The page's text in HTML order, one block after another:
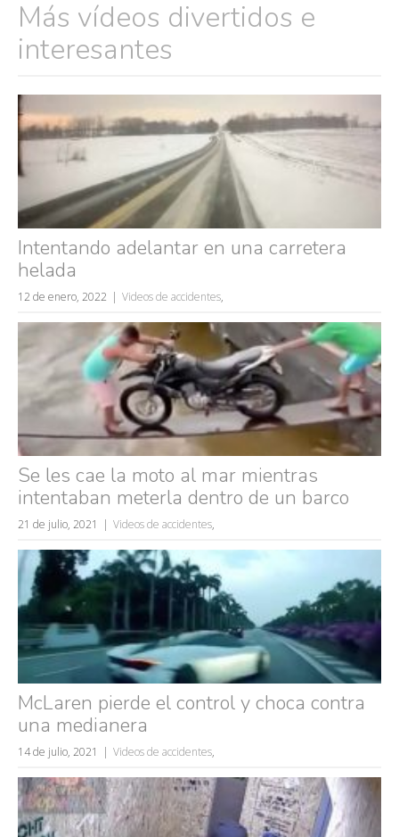
volver a nacer
accidentes
rusos
caídas
fails
Más vídeos divertidos e
interesantes
Intentando adelantar en una carretera
helada
12 de enero, 2022 Videos de accidentes,
Se les cae la moto al mar mientras
intentaban meterla dentro de un barco
21 de julio, 2021 Videos de accidentes,
McLaren pierde el control y choca contra
una medianera
14 de julio, 2021 Videos de accidentes,